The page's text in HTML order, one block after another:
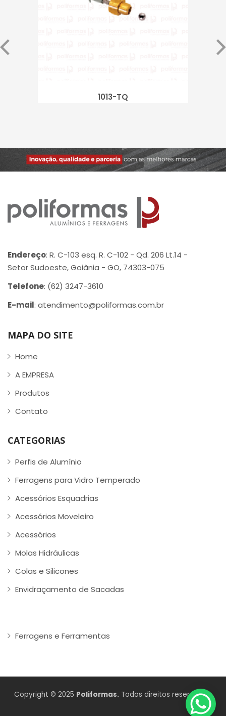
1013-TQ
Endereço: R. C-103 esq. R. C-102 - Qd. 206 Lt.14 -
Setor Sudoeste, Goiânia - GO, 74303-075
Telefone: (62) 3247-3610
E-mail: atendimento@poliformas.com.br
MAPA DO SITE
Home
A EMPRESA
Produtos
Contato
CATEGORIAS
Perfis de Alumínio
Ferragens para Vidro Temperado
Acessórios Esquadrias
Acessórios Moveleiro
Acessórios
Molas Hidráulicas
Colas e Silicones
Envidraçamento de Sacadas
Ferragens e Ferramentas
Copyright © 2025 Poliformas. Todos direitos reservados.